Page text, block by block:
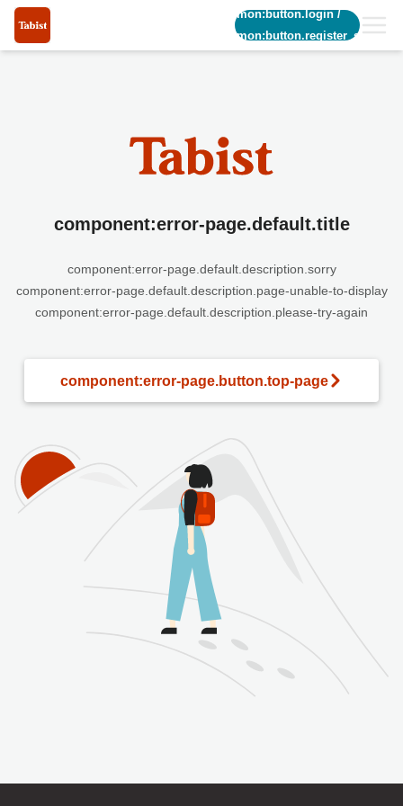
common:button.login/
common:button.register_short
component:error-page.default.title
component:error-page.default.description.sorry
component:error-page.default.description.page-unable-to-display
component:error-page.default.description.please-try-again
component:error-page.button.top-page